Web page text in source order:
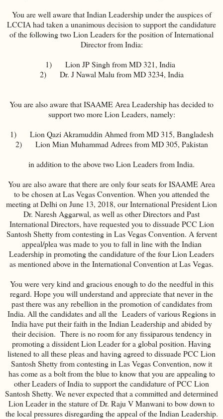
You are well aware that Indian Leadership under the auspices of
LCCIA had taken a unanimous decision to support the candidature
of the following two Lion Leaders for the position of International
Director from India:
1) Lion JP Singh from MD 321, India
2) Dr. J Nawal Malu from MD 3234, India
You are also aware that ISAAME Area Leadership has decided to
support two more Lion Leaders, namely:
1) Lion Qazi Akramuddin Ahmed from MD 315, Bangladesh
2) Lion Mian Muhammad Adrees from MD 305, Pakistan
in addition to the above two Lion Leaders from India.
You are also aware that there are only four seats for ISAAME Area
to be chosen at Las Vegas Convention. When you attended the
meeting at Delhi on June 13, 2018, our International President Lion
Dr. Naresh Aggarwal, as well as other Directors and Past
International Directors, have requested you to dissuade PCC Lion
Santosh Shetty from contesting in Las Vegas Convention. A fervent
appeal/plea was made to you to fall in line with the Indian
Leadership in promoting the candidature of the four Lion Leaders
as mentioned above in the International Convention at Las Vegas.
You were very kind and gracious enough to do the needful in this
regard. Hope you will understand and appreciate that never in the
past there was any rebellion in the promotion of candidates from
India. All the candidates and all the Leaders of various Regions in
India have put their faith in the Indian Leadership and abided by
their decision. There is no room for any fissiparous tendency in
promoting a dissident Lion Leader for a global position. Having
listened to all these pleas and having agreed to dissuade PCC Lion
Santosh Shetty from contesting in Las Vegas Convention, now it
has come as a bolt from the blue to know that you are appealing to
other Leaders of India to support the candidature of PCC Lion
Santosh Shetty. We never expected that a committed and determined
Lion Leader in the stature of Dr. Raju V Manwani to bow down to
the local pressures disregarding the appeal of the Indian Leadership.